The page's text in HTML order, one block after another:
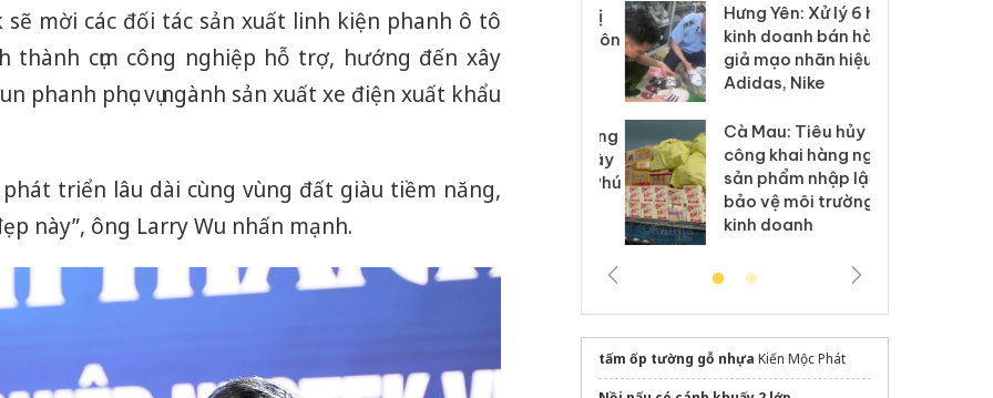
mời các đối tác sản xuất linh kiện phanh ô tô
thành cụm công nghiệp hỗ trợ, hướng đến xây
phanh phục vụ ngành sản xuất xe điện xuất khẩu
triển lâu dài cùng vùng đất giàu tiềm năng,
này”, ông Larry Wu nhấn mạnh.
Thanh Hóa: Tìm bị
bán bình sữa
Moyuum giả
bán hàng giả tại Phú
Quốc ra đầu thú
Hưng Yên: Xử lý 6 hộ
kinh doanh bán hàng
giả mạo nhãn hiệu
Adidas, Nike
Cà Mau: Tiêu hủy
công khai hàng ngàn
sản phẩm nhập lậu,
bảo vệ môi trường
kinh doanh
tấm ốp tường gỗ nhựa Kiến Mộc Phát